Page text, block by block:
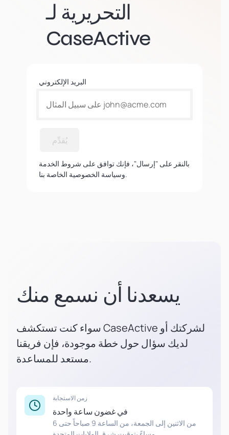
التحريرية لـ
CaseActive
البريد الإلكتروني
يُقدِّم
بالنقر على "إرسال"، فإنك توافق على شروط الخدمة
وسياسة الخصوصية الخاصة بنا.
يسعدنا أن نسمع منك
سواء كنت تستكشف CaseActive لشركتك أو
لديك سؤال حول خطة موجودة، فإن فريقنا
مستعد للمساعدة.
زمن الاستجابة
في غضون ساعة واحدة
من الاثنين إلى الجمعة، من الساعة 9 صباحاً حتى 6